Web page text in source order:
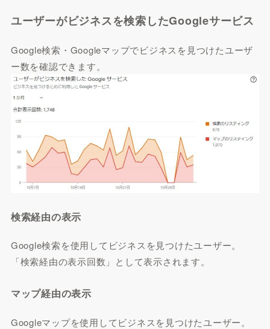
ユーザーがビジネスを検索したGoogleサービス
Google検索・Googleマップでビジネスを見つけたユーザ
ー数を確認できます。
検索経由の表示
Google検索を使用してビジネスを見つけたユーザー。
「検索経由の表示回数」として表示されます。
マップ経由の表示
Googleマップを使用してビジネスを見つけたユーザー。